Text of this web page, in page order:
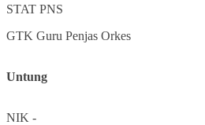
STAT PNS
GTK Guru Penjas Orkes
Untung
NIK -